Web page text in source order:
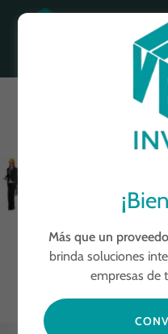
REALIZA
Más que un
brinda soluciones
empresas de